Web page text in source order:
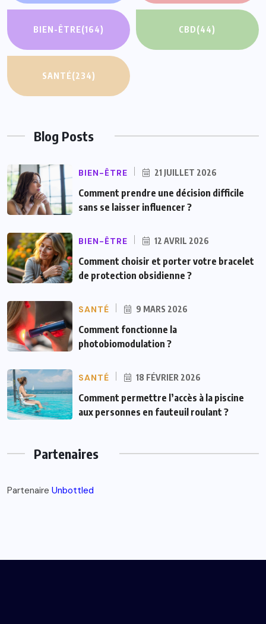
BIEN-ÊTRE(164) CBD(44)
SANTÉ(234)
Blog Posts
BIEN-ÊTRE 21 JUILLET 2026
Comment prendre une décision difficile
sans se laisser influencer ?
BIEN-ÊTRE 12 AVRIL 2026
Comment choisir et porter votre bracelet
de protection obsidienne ?
SANTÉ 9 MARS 2026
Comment fonctionne la
photobiomodulation ?
SANTÉ 18 FÉVRIER 2026
Comment permettre l’accès à la piscine
aux personnes en fauteuil roulant ?
Partenaires
Partenaire Unbottled